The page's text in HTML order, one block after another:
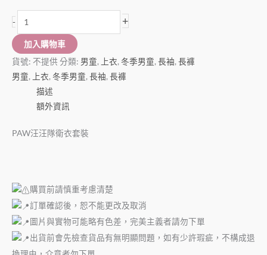
- +
加入購物車
貨號: 不提供 分類: 男童, 上衣, 冬季男童, 長袖, 長褲
男童, 上衣, 冬季男童, 長袖, 長褲
描述
額外資訊
PAW汪汪隊衛衣套裝
購買前請慎重考慮清楚
訂單確認後，恕不能更改及取消
圖片與實物可能略有色差，完美主義者請勿下單
出貨前會先檢查貨品有無明顯問題，如有少許瑕疵，不構成退